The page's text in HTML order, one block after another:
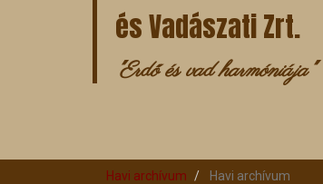
és Vadászati Zrt.
"Erdő és vad harmóniája"
Havi archívum Havi archívum